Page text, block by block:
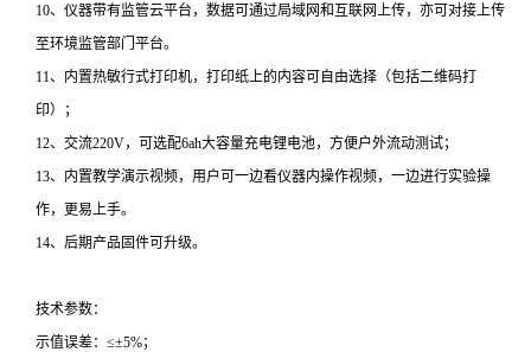
10、仪器带有监管云平台，数据可通过局域网和互联网上传，亦可对接上传
至环境监管部门平台。
11、内置热敏行式打印机，打印纸上的内容可自由选择（包括二维码打
印）；
12、交流220V，可选配6ah大容量充电锂电池，方便户外流动测试；
13、内置教学演示视频，用户可一边看仪器内操作视频，一边进行实验操
作，更易上手。
14、后期产品固件可升级。
技术参数：
示值误差：≤±5%；